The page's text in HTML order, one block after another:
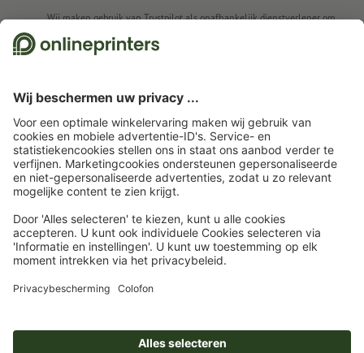
Wij maken gebruik van Trustpilot als onafhankelijk dienstverlener om
te zorgen dat het om echte beoordelingen gaan, vindt u
Startpagina Vouwkaarten Vouwkaarten eco-/natuurpapier
Vouwkaarten
eco-/natuurpapier staand formaat, A5
Wie zijn wij
Service
Abonneren op de nieuwsbrief en profiteren van een
tegoedbon van 15 % korting